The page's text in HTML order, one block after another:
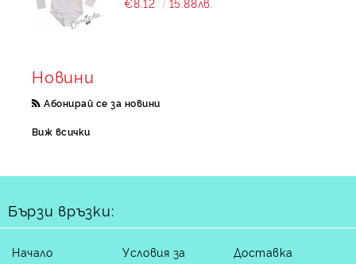
Новини
Абонирай се за новини
Виж всички
Бързи връзки:
Начало
Условия за
Доставка